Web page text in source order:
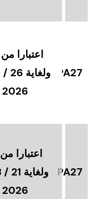
PA27
اعتبارا من 22
2026
PA27
اعتبارا من 17
2026